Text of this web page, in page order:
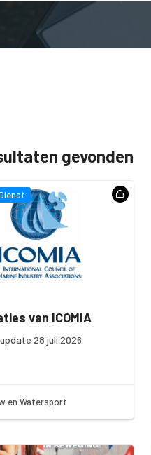
gevonden
van ICOMIA
28 juli 2026
en Watersport